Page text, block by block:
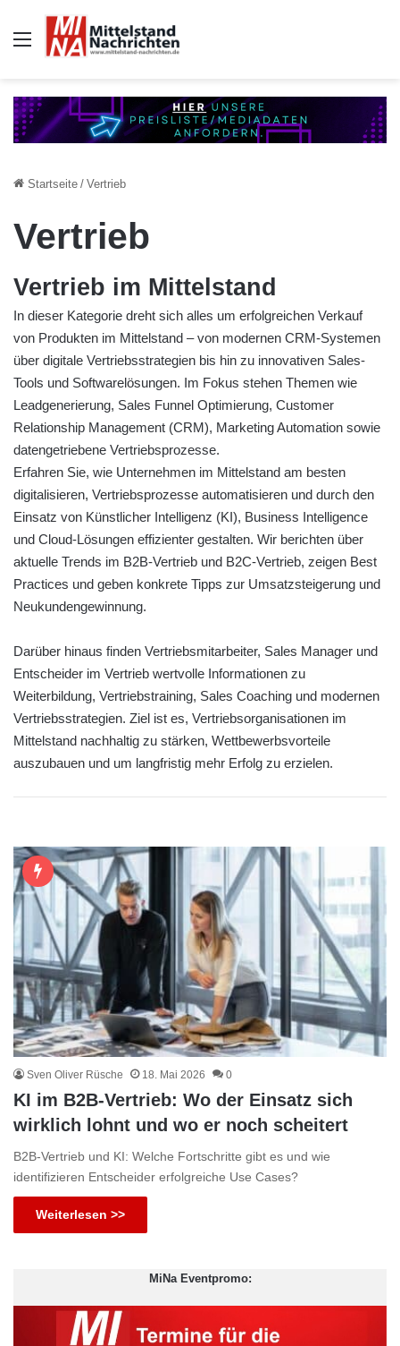
Auswahl
Startseite / Vertrieb
Vertrieb
Vertrieb im Mittelstand
In dieser Kategorie dreht sich alles um erfolgreichen Verkauf
von Produkten im Mittelstand – von modernen CRM-Systemen
über digitale Vertriebsstrategien bis hin zu innovativen Sales-
Tools und Softwarelösungen. Im Fokus stehen Themen wie
Leadgenerierung, Sales Funnel Optimierung, Customer
Relationship Management (CRM), Marketing Automation sowie
datengetriebene Vertriebsprozesse.
Erfahren Sie, wie Unternehmen im Mittelstand am besten
digitalisieren, Vertriebsprozesse automatisieren und durch den
Einsatz von Künstlicher Intelligenz (KI), Business Intelligence
und Cloud-Lösungen effizienter gestalten. Wir berichten über
aktuelle Trends im B2B-Vertrieb und B2C-Vertrieb, zeigen Best
Practices und geben konkrete Tipps zur Umsatzsteigerung und
Neukundengewinnung.
Darüber hinaus finden Vertriebsmitarbeiter, Sales Manager und
Entscheider im Vertrieb wertvolle Informationen zu
Weiterbildung, Vertriebstraining, Sales Coaching und modernen
Vertriebsstrategien. Ziel ist es, Vertriebsorganisationen im
Mittelstand nachhaltig zu stärken, Wettbewerbsvorteile
auszubauen und um langfristig mehr Erfolg zu erzielen.
Sven Oliver Rüsche 18. Mai 2026 0
KI im B2B-Vertrieb: Wo der Einsatz sich
wirklich lohnt und wo er noch scheitert
B2B-Vertrieb und KI: Welche Fortschritte gibt es und wie
identifizieren Entscheider erfolgreiche Use Cases?
Weiterlesen >>
MiNa Eventpromo: